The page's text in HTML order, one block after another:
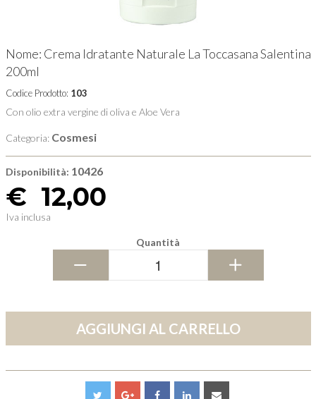
Nome: Crema Idratante Naturale La Toccasana Salentina
200ml
Codice Prodotto: 103
Con olio extra vergine di oliva e Aloe Vera
Categoria: Cosmesi
Disponibilità: 10426
€ 12,00
Iva inclusa
Quantità
AGGIUNGI AL CARRELLO